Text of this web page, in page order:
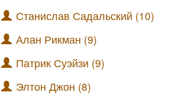
Станислав Садальский (10)
Алан Рикман (9)
Патрик Суэйзи (9)
Элтон Джон (8)